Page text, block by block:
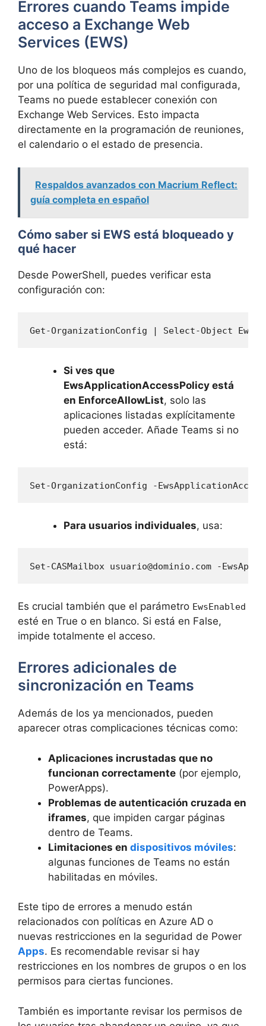
Errores cuando Teams impide
acceso a Exchange Web
Services (EWS)
Uno de los bloqueos más complejos es cuando,
por una política de seguridad mal configurada,
Teams no puede establecer conexión con
Exchange Web Services. Esto impacta
directamente en la programación de reuniones,
el calendario o el estado de presencia.
Respaldos avanzados con Macrium Reflect:
guía completa en español
Cómo saber si EWS está bloqueado y
qué hacer
Desde PowerShell, puedes verificar esta
configuración con:
Get-OrganizationConfig | Select-Object Ews*
Si ves que
EwsApplicationAccessPolicy está
en EnforceAllowList, solo las
aplicaciones listadas explícitamente
pueden acceder. Añade Teams si no
está:
Set-OrganizationConfig -
Para usuarios individuales, usa:
Set-CASMailbox usuario@dominio.com -
Es crucial también que el parámetro EwsEnabled
esté en True o en blanco. Si está en False,
impide totalmente el acceso.
Errores adicionales de
sincronización en Teams
Además de los ya mencionados, pueden
aparecer otras complicaciones técnicas como:
Aplicaciones incrustadas que no
funcionan correctamente (por ejemplo,
PowerApps).
Problemas de autenticación cruzada en
iframes, que impiden cargar páginas
dentro de Teams.
Limitaciones en dispositivos móviles:
algunas funciones de Teams no están
habilitadas en móviles.
Este tipo de errores a menudo están
relacionados con políticas en Azure AD o
nuevas restricciones en la seguridad de Power
Apps. Es recomendable revisar si hay
restricciones en los nombres de grupos o en los
permisos para ciertas funciones.
También es importante revisar los permisos de